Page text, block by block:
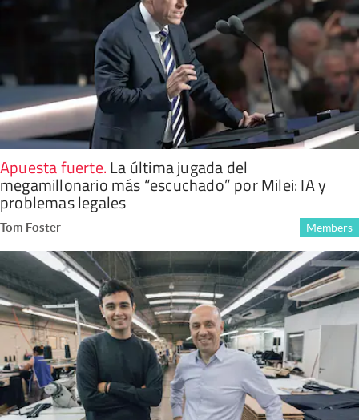
Apuesta fuerte.La última jugada del
megamillonario más “escuchado” por Milei: IA y
problemas legales
Tom Foster Members